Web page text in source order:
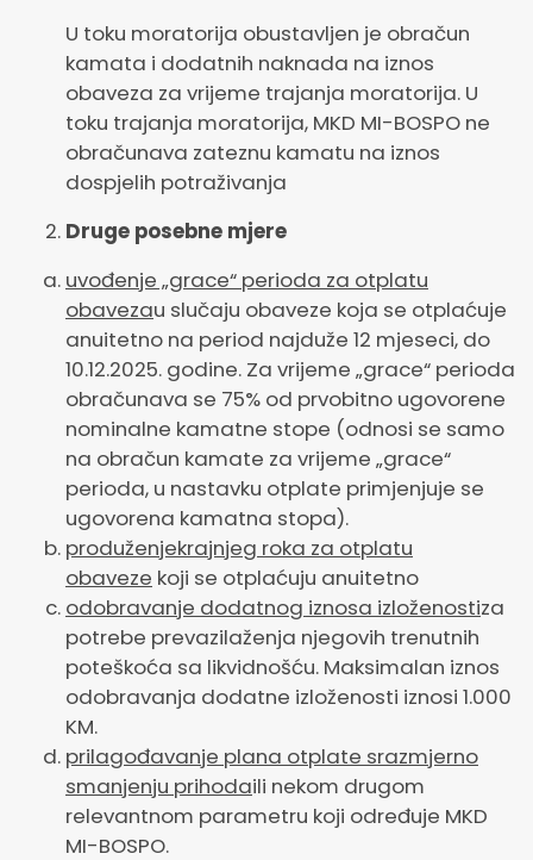
U toku moratorija obustavljen je obračun
kamata i dodatnih naknada na iznos
obaveza za vrijeme trajanja moratorija. U
toku trajanja moratorija, MKD MI-BOSPO ne
obračunava zateznu kamatu na iznos
dospjelih potraživanja
Druge posebne mjere
uvođenje „grace“ perioda za otplatu
obavezau slučaju obaveze koja se otplaćuje
anuitetno na period najduže 12 mjeseci, do
10.12.2025. godine. Za vrijeme „grace“ perioda
obračunava se 75% od prvobitno ugovorene
nominalne kamatne stope (odnosi se samo
na obračun kamate za vrijeme „grace“
perioda, u nastavku otplate primjenjuje se
ugovorena kamatna stopa).
produženjekrajnjeg roka za otplatu
obaveze koji se otplaćuju anuitetno
odobravanje dodatnog iznosa izloženostiza
potrebe prevazilaženja njegovih trenutnih
poteškoća sa likvidnošću. Maksimalan iznos
odobravanja dodatne izloženosti iznosi 1.000
KM.
prilagođavanje plana otplate srazmjerno
smanjenju prihodaili nekom drugom
relevantnom parametru koji određuje MKD
MI-BOSPO.